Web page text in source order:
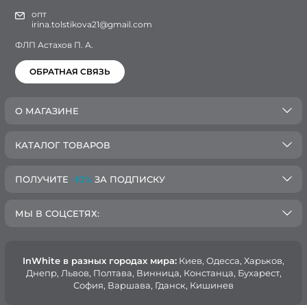
опт
irina.tolstikova21@gmail.com
ФЛП Астахов П. А.
ОБРАТНАЯ СВЯЗЬ
О МАГАЗИНЕ
КАТАЛОГ ТОВАРОВ
ПОЛУЧИТЕ -10% ЗА ПОДПИСКУ
МЫ В СОЦСЕТЯХ:
InWhite в разных городах мира: Киев, Oдесса, Харьков,
Днепр, Львов, Полтава, Винница, Констанца, Бухарест,
София, Варшава, Гданск, Кишинев